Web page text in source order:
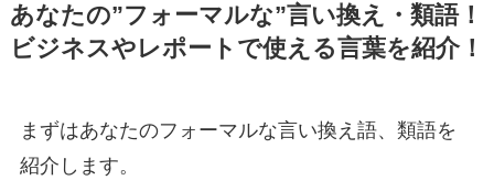
あなたの”フォーマルな”言い換え・類語！
ビジネスやレポートで使える言葉を紹介！
まずはあなたのフォーマルな言い換え語、類語を
紹介します。